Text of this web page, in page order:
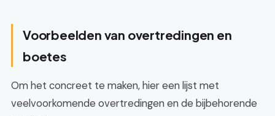
Voorbeelden van overtredingen en
boetes
Om het concreet te maken, hier een lijst met
veelvoorkomende overtredingen en de bijbehorende